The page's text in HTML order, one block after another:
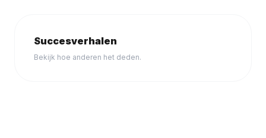
Succesverhalen
Bekijk hoe anderen het deden.